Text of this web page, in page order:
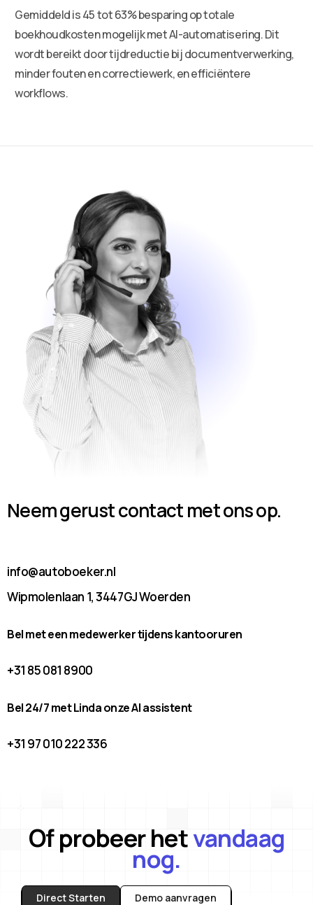
Gemiddeld is 45 tot 63% besparing op totale
boekhoudkosten mogelijk met AI-automatisering. Dit
wordt bereikt door tijdreductie bij documentverwerking,
minder fouten en correctiewerk, en efficiëntere
workflows.
Neem gerust contact met ons op.
info@autoboeker.nl
Wipmolenlaan 1, 3447GJ Woerden
Bel met een medewerker tijdens kantooruren
+31 85 081 8900
Bel 24/7 met Linda onze AI assistent
+31 97 010 222 336
Of probeer hetvandaag
nog.
Direct Starten Demo aanvragen